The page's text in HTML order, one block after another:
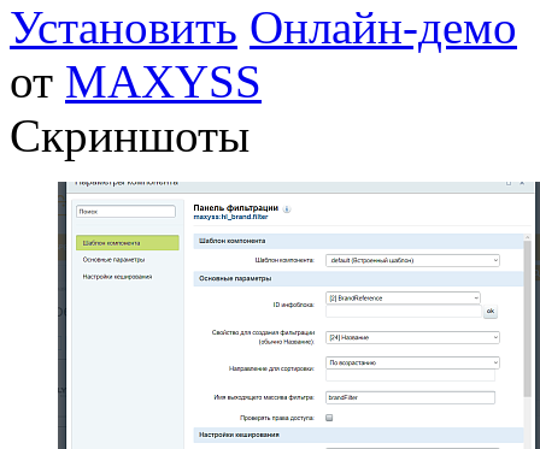
Установить Онлайн-демо
от MAXYSS
Скриншоты